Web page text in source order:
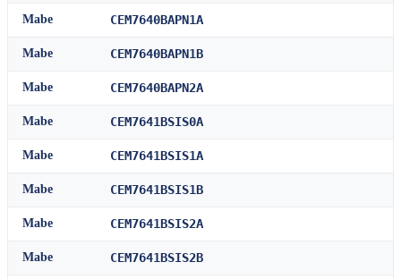
Mabe CEM7640BAPN1A
Mabe CEM7640BAPN1B
Mabe CEM7640BAPN2A
Mabe CEM7641BSIS0A
Mabe CEM7641BSIS1A
Mabe CEM7641BSIS1B
Mabe CEM7641BSIS2A
Mabe CEM7641BSIS2B